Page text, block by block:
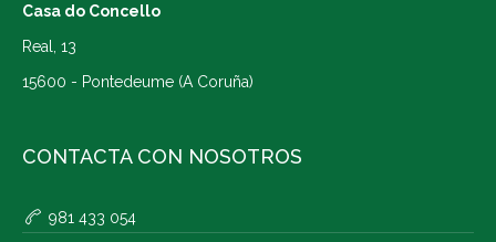
Casa do Concello
Real, 13
15600 - Pontedeume (A Coruña)
CONTACTA CON NOSOTROS
981 433 054